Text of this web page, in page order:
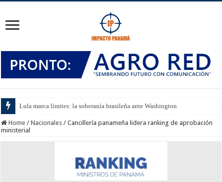
Lula marca límites: la soberanía brasileña ante Washington
Home / Nacionales / Cancillería panameña lidera ranking de aprobación
ministerial